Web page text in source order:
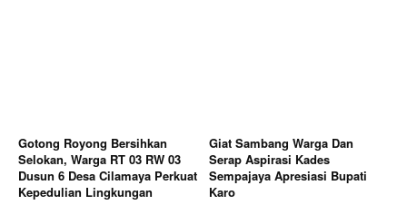
Bagikan Artikel
Gotong Royong Bersihkan
Selokan, Warga RT 03 RW 03
Dusun 6 Desa Cilamaya Perkuat
Kepedulian Lingkungan
Giat Sambang Warga Dan
Serap Aspirasi Kades
Sempajaya Apresiasi Bupati
Karo